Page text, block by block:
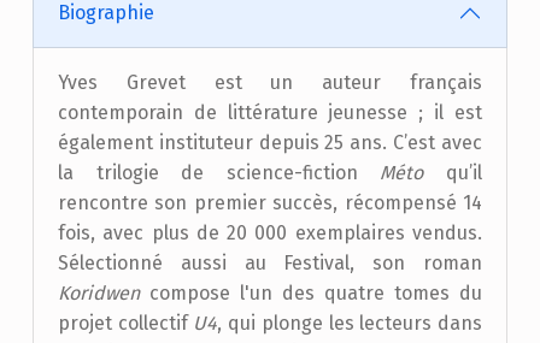
Biographie
Yves Grevet est un auteur français
contemporain de littérature jeunesse ; il est
également instituteur depuis 25 ans. C’est avec
la trilogie de science-fiction Métoqu’il
rencontre son premier succès, récompensé 14
fois, avec plus de 20 000 exemplaires vendus.
Sélectionné aussi au Festival, son roman
Koridwencompose l'un des quatre tomes du
projet collectif U4, qui plonge les lecteurs dans